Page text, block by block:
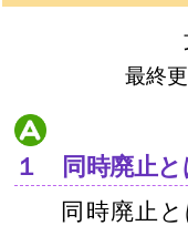
最終
１ 同時廃止と
同時廃止